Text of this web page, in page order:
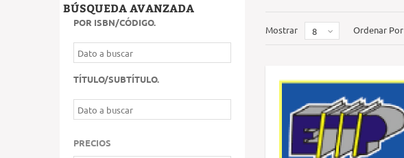
BÚSQUEDA AVANZADA
POR ISBN/CÓDIGO.
TÍTULO/SUBTÍTULO.
PRECIOS
Mostrar 8 Ordenar Por